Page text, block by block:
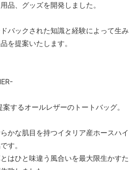
品、グッズを開発しました。
バックされた知識と経験によって生み
を提案いたします。
するオールレザーのトートバッグ。
かな肌目を持つイタリア産ホースハイ
す。
はひと味違う風合いを最大限生かすた